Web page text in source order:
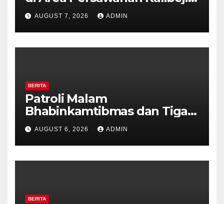
Polisi Pastikan Tidak Ada
Tanda Kekerasan
AUGUST 7, 2026 ADMIN
BERITA
Patroli Malam
Bhabinkamtibmas dan Tiga
Pilar Kelurahan Ungaran
Perkuat Kamtibmas, Warga
Diajak Aktifkan Ronda
AUGUST 6, 2026 ADMIN
BERITA